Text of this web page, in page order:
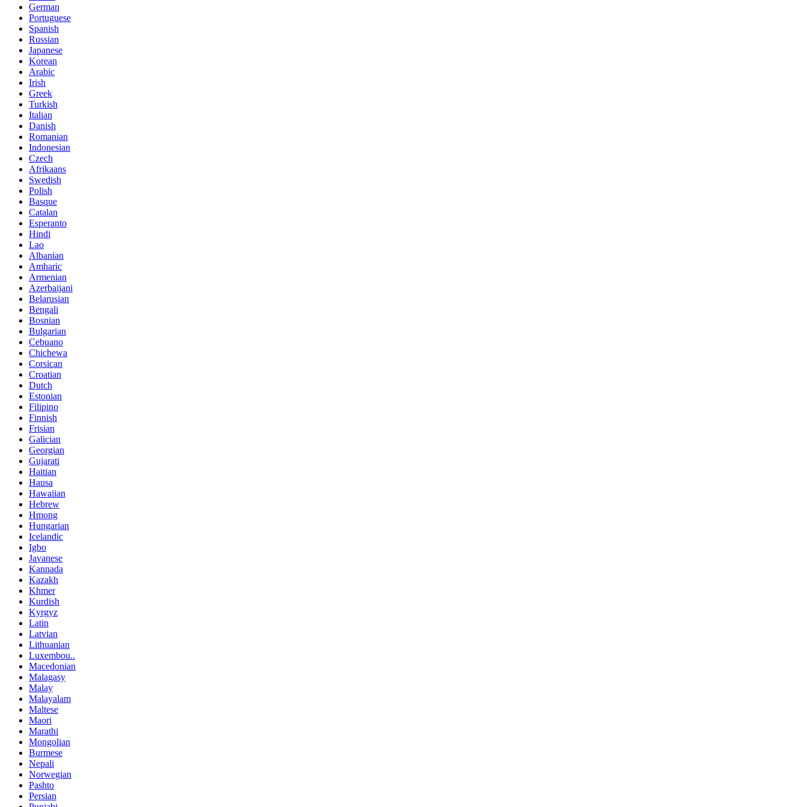
German
Portuguese
Spanish
Russian
Japanese
Korean
Arabic
Irish
Greek
Turkish
Italian
Danish
Romanian
Indonesian
Czech
Afrikaans
Swedish
Polish
Basque
Catalan
Esperanto
Hindi
Lao
Albanian
Amharic
Armenian
Azerbaijani
Belarusian
Bengali
Bosnian
Bulgarian
Cebuano
Chichewa
Corsican
Croatian
Dutch
Estonian
Filipino
Finnish
Frisian
Galician
Georgian
Gujarati
Haitian
Hausa
Hawaiian
Hebrew
Hmong
Hungarian
Icelandic
Igbo
Javanese
Kannada
Kazakh
Khmer
Kurdish
Kyrgyz
Latin
Latvian
Lithuanian
Luxembou..
Macedonian
Malagasy
Malay
Malayalam
Maltese
Maori
Marathi
Mongolian
Burmese
Nepali
Norwegian
Pashto
Persian